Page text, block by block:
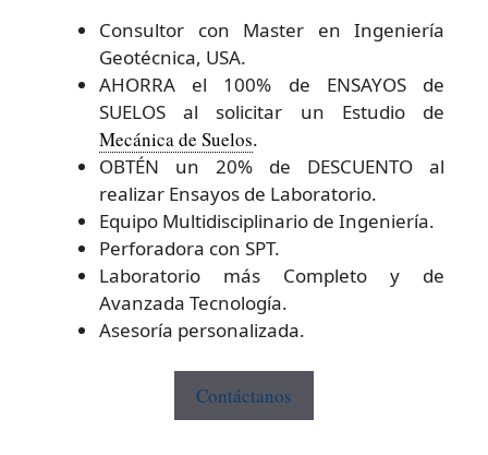
Consultor con Master en Ingeniería
Geotécnica, USA.
AHORRA el 100% de ENSAYOS de
SUELOS al solicitar un Estudio de
Mecánica de Suelos.
OBTÉN un 20% de DESCUENTO al
realizar Ensayos de Laboratorio.
Equipo Multidisciplinario de Ingeniería.
Perforadora con SPT.
Laboratorio más Completo y de
Avanzada Tecnología.
Asesoría personalizada.
Contáctanos